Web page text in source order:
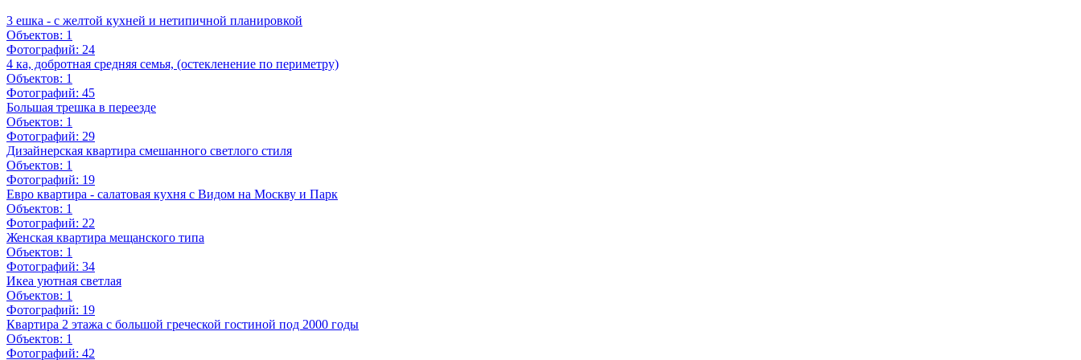
3 ешка - с желтой кухней и нетипичной планировкой
Объектов: 1
Фотографий: 24
4 ка, добротная средняя семья, (остекленение по периметру)
Объектов: 1
Фотографий: 45
Большая трешка в переезде
Объектов: 1
Фотографий: 29
Дизайнерская квартира смешанного светлого стиля
Объектов: 1
Фотографий: 19
Евро квартира - салатовая кухня с Видом на Москву и Парк
Объектов: 1
Фотографий: 22
Женская квартира мещанского типа
Объектов: 1
Фотографий: 34
Икеа уютная светлая
Объектов: 1
Фотографий: 19
Квартира 2 этажа с большой греческой гостиной под 2000 годы
Объектов: 1
Фотографий: 42